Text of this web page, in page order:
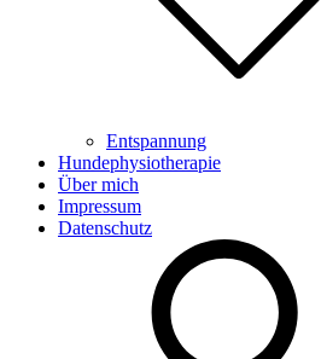
Entspannung
Hundephysiotherapie
Über mich
Impressum
Datenschutz